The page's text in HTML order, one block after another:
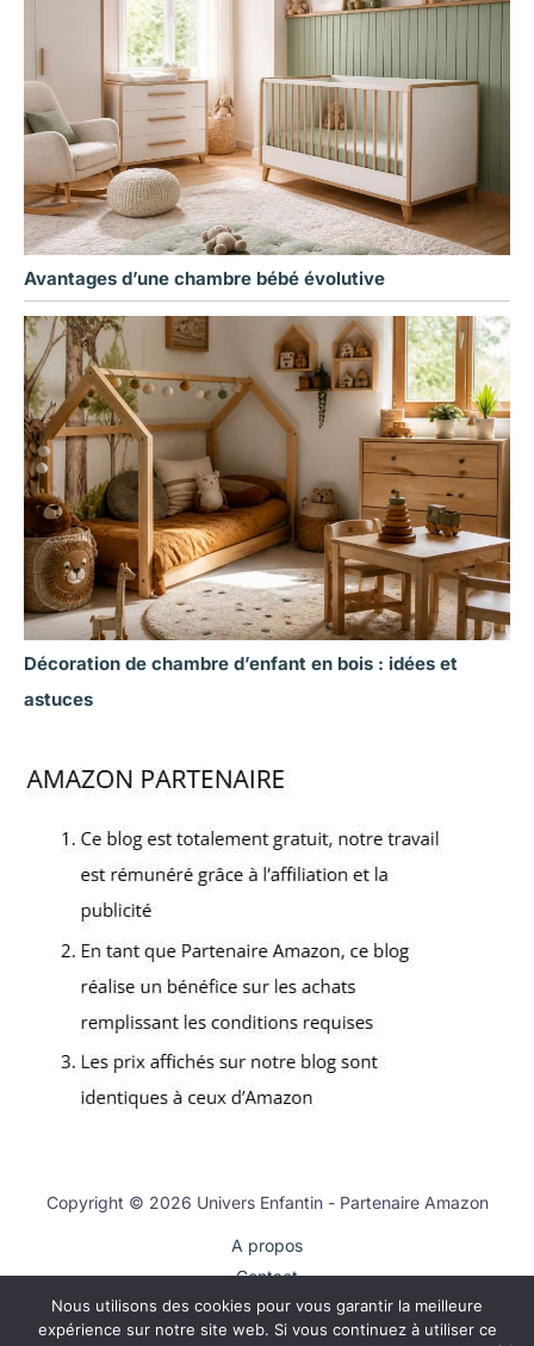
Avantages d’une chambre bébé évolutive
Décoration de chambre d’enfant en bois : idées et
astuces
Copyright © 2026 Univers Enfantin - Partenaire Amazon
A propos
Contact
Plan du site
Mentions légales
Nous utilisons des cookies pour vous garantir la meilleure
expérience sur notre site web. Si vous continuez à utiliser ce